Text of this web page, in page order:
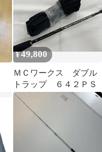
¥49,800
ＭＣワークス ダブル
トラップ ６４２ＰＳ